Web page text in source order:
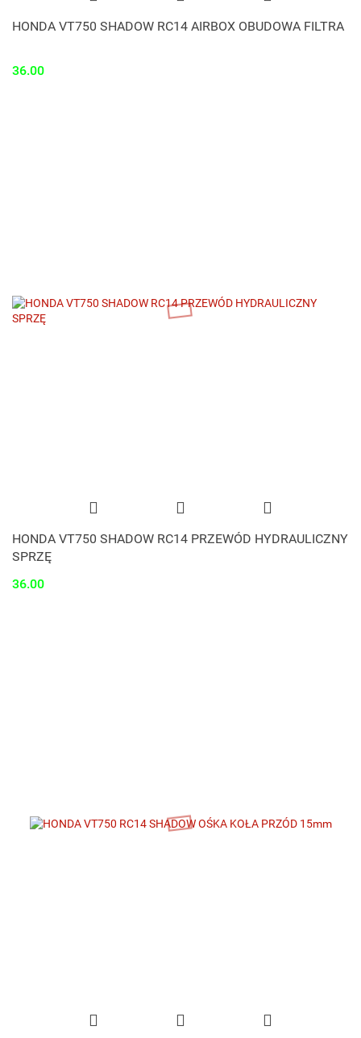
HONDA VT750 SHADOW RC14 AIRBOX OBUDOWA FILTRA
36.00
HONDA VT750 SHADOW RC14 PRZEWÓD HYDRAULICZNY
SPRZĘ
36.00